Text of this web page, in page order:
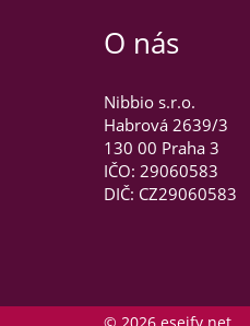
O nás
Nibbio s.r.o.
Habrová 2639/3
130 00 Praha 3
IČO: 29060583
DIČ: CZ29060583